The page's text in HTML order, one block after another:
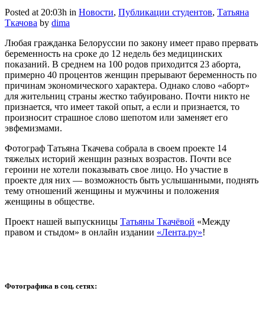
Posted at 20:03h in Новости, Публикации студентов, Татьяна
Ткачова by dima
Любая гражданка Белоруссии по закону имеет право прервать
беременность на сроке до 12 недель без медицинских
показаний. В среднем на 100 родов приходится 23 аборта,
примерно 40 процентов женщин прерывают беременность по
причинам экономического характера. Однако слово «аборт»
для жительниц страны жестко табуировано. Почти никто не
признается, что имеет такой опыт, а если и признается, то
произносит страшное слово шепотом или заменяет его
эвфемизмами.
Фотограф Татьяна Ткачева собрала в своем проекте 14
тяжелых историй женщин разных возрастов. Почти все
героини не хотели показывать свое лицо. Но участие в
проекте для них — возможность быть услышанными, поднять
тему отношений женщины и мужчины и положения
женщины в обществе.
Проект нашей выпускницы Татьяны Ткачёвой «Между
правом и стыдом» в онлайн издании «Лента.ру»!
Фотографика в соц. сетях: